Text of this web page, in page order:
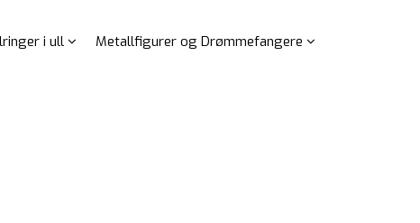
i ull Metallfigurer og Drømmefangere